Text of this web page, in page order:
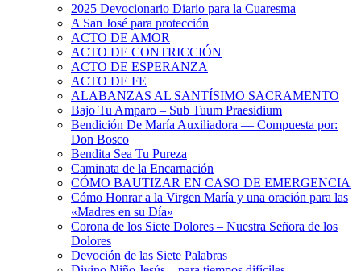
2025 Devocionario Diario para la Cuaresma
A San José para protección
ACTO DE AMOR
ACTO DE CONTRICCIÓN
ACTO DE ESPERANZA
ACTO DE FE
ALABANZAS AL SANTÍSIMO SACRAMENTO
Bajo Tu Amparo – Sub Tuum Praesidium
Bendición De María Auxiliadora — Compuesta por:
Don Bosco
Bendita Sea Tu Pureza
Caminata de la Encarnación
CÓMO BAUTIZAR EN CASO DE EMERGENCIA
Cómo Honrar a la Virgen María y una oración para las
«Madres en su Día»
Corona de los Siete Dolores – Nuestra Señora de los
Dolores
Devoción de las Siete Palabras